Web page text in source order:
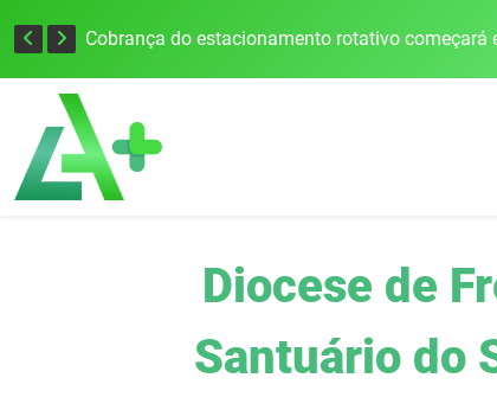
Cobrança do estacionamento rotativo começará
Diocese de
Santuário do